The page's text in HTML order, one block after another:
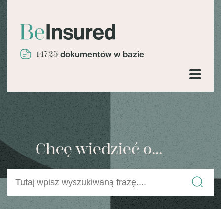
14725 dokumentów w bazie
Chcę wiedzieć o...